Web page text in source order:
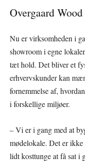
Overgaard
Nu er virksomheden i
showroom i egne
tæt hold. Det bliver et
erhvervskunder kan
fornemmelse af,
i forskellige miljøer.
– Vi er i gang med at
mødelokale. Det er ikke
lidt kosttunge at få sat i